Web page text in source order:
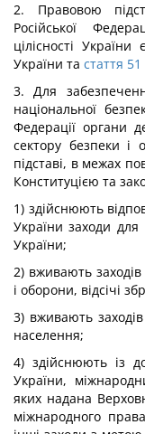
2. Правовою
Російської
цілісності
України та стаття 51
3. Для
національної
Федерації органи
сектору безпеки і
підставі, в межах
Конституцією та
1) здійснюють
України заходи для
України;
2) вживають заходів
і оборони, відсічі
3) вживають
населення;
4) здійснюють із
України,
яких надана
міжнародного